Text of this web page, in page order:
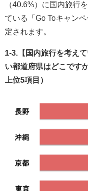
（40.6%）に国内旅行
ている「Go Toキャン
定されます。
1-3.【国内旅行を考え
い都道府県はどこです
上位5項目）